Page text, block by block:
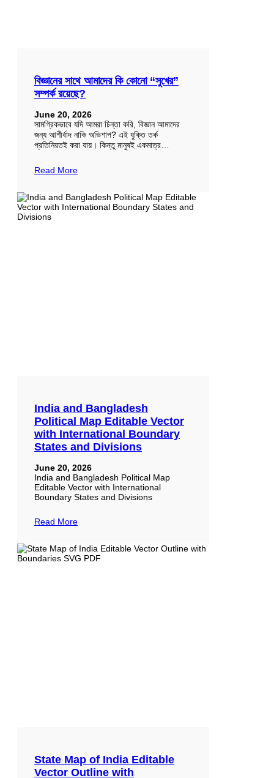
বিজ্ঞানের সাথে আমাদের কি কোনো “সুখের”
সম্পর্ক রয়েছে?
June 20, 2026
সামগ্রিকভাবে যদি আমরা চিন্তা করি, বিজ্ঞান আমাদের
জন্য আশীর্বাদ নাকি অভিশাপ? এই যুক্তি তর্ক
প্রতিনিয়তই করা যায়। কিন্তু মানুষই একমাত্র…
Read More
India and Bangladesh
Political Map Editable Vector
with International Boundary
States and Divisions
June 20, 2026
India and Bangladesh Political Map
Editable Vector with International
Boundary States and Divisions
Read More
State Map of India Editable
Vector Outline with